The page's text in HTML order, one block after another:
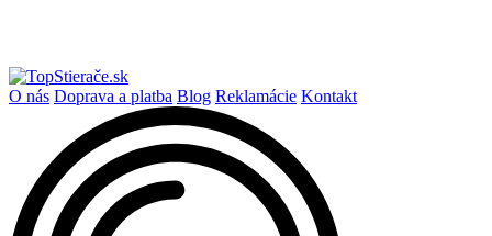
O nás Doprava a platba Blog Reklamácie Kontakt